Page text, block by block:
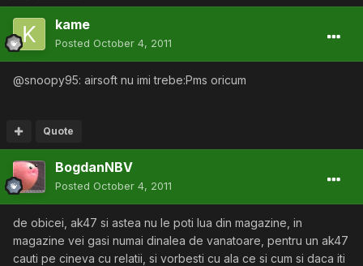
kame
Posted October 4, 2011
@snoopy95: airsoft nu imi trebe:Pms oricum
Quote
BogdanNBV
Posted October 4, 2011
de obicei, ak47 si astea nu le poti lua din magazine, in
magazine vei gasi numai dinalea de vanatoare, pentru un ak47
cauti pe cineva cu relatii, si vorbesti cu ala ce si cum si daca iti